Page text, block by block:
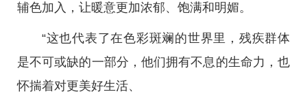
辅色加入，让暖意更加浓郁、饱满和明媚。
“这也代表了在色彩斑斓的世界里，残疾群体
是不可或缺的一部分，他们拥有不息的生命力，也
怀揣着对更美好生活、